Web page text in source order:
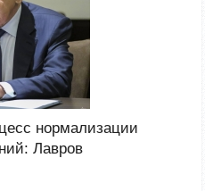
нормализации
Лавров